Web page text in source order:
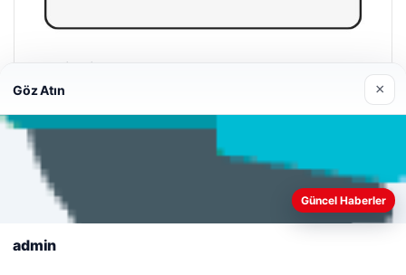
Cengiz Sigorta
23/06/2026
Web sitemizi nasıl kullandığınızı daha iyi anlayabilmek,
deneyiminizi kişiselleştirmek ve geliştirmek amacıyla çerezler
kullanıyoruz.
Reddet
Göz Atın ×
Güncel Haberler
admin